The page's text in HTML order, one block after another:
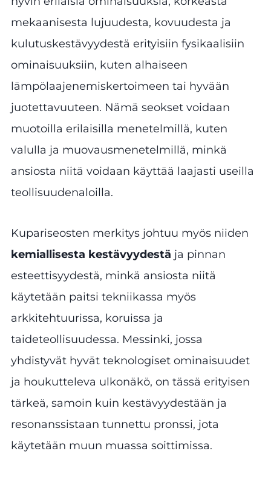
mekaanisesta lujuudesta, kovuudesta ja
kulutuskestävyydestä erityisiin fysikaalisiin
ominaisuuksiin, kuten alhaiseen
lämpölaajenemiskertoimeen tai hyvään
juotettavuuteen. Nämä seokset voidaan
muotoilla erilaisilla menetelmillä, kuten
valulla ja muovausmenetelmillä, minkä
ansiosta niitä voidaan käyttää laajasti useilla
teollisuudenaloilla.
Kupariseosten merkitys johtuu myös niiden
kemiallisesta kestävyydestä ja pinnan
esteettisyydestä, minkä ansiosta niitä
käytetään paitsi tekniikassa myös
arkkitehtuurissa, koruissa ja
taideteollisuudessa. Messinki, jossa
yhdistyvät hyvät teknologiset ominaisuudet
ja houkutteleva ulkonäkö, on tässä erityisen
tärkeä, samoin kuin kestävyydestään ja
resonanssistaan tunnettu pronssi, jota
käytetään muun muassa soittimissa.